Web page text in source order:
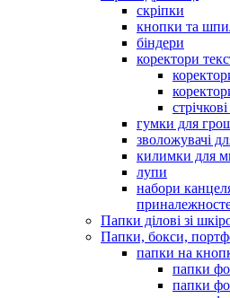
скріпки
кнопки та
біндери
коректори
гумки для
зволожувачі
килимки для
лупи
набори
Папки ділові зі
Папки, бокси,
папки на
папки
папки